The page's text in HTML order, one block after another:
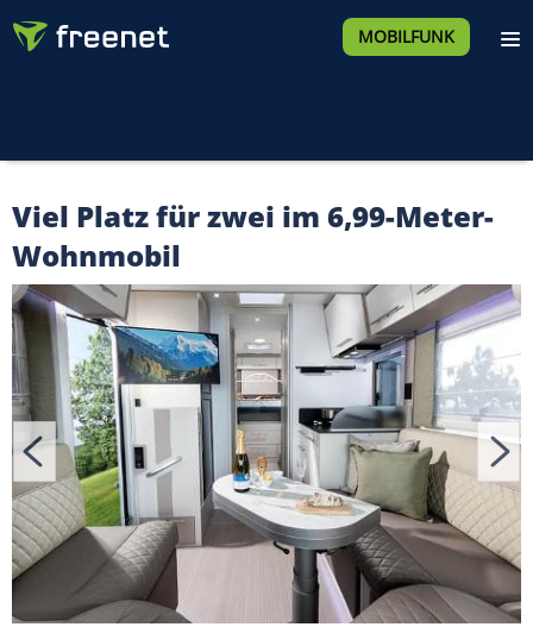
MOBILFUNK
Viel Platz für zwei im 6,99-Meter-
Wohnmobil